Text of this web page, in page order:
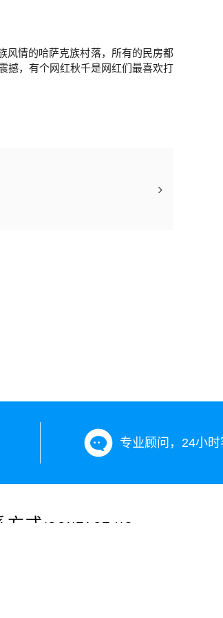
风情的哈萨克族村落，所有的民房都
撼，有个网红秋千是网红们最喜欢打
专业顾问，24小时
方式 /CONTACT US